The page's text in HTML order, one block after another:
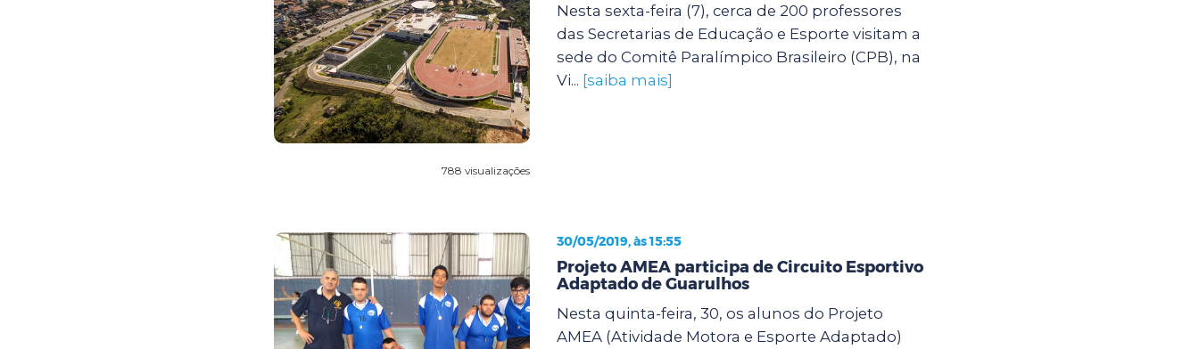
788 visualizações
Nesta sexta-feira (7), cerca de 200 professores
das Secretarias de Educação e Esporte visitam a
sede do Comitê Paralímpico Brasileiro (CPB), na
Vi... [saiba mais]
30/05/2019, às 15:55
Projeto AMEA participa de Circuito Esportivo
Adaptado de Guarulhos
Nesta quinta-feira, 30, os alunos do Projeto
AMEA (Atividade Motora e Esporte Adaptado)